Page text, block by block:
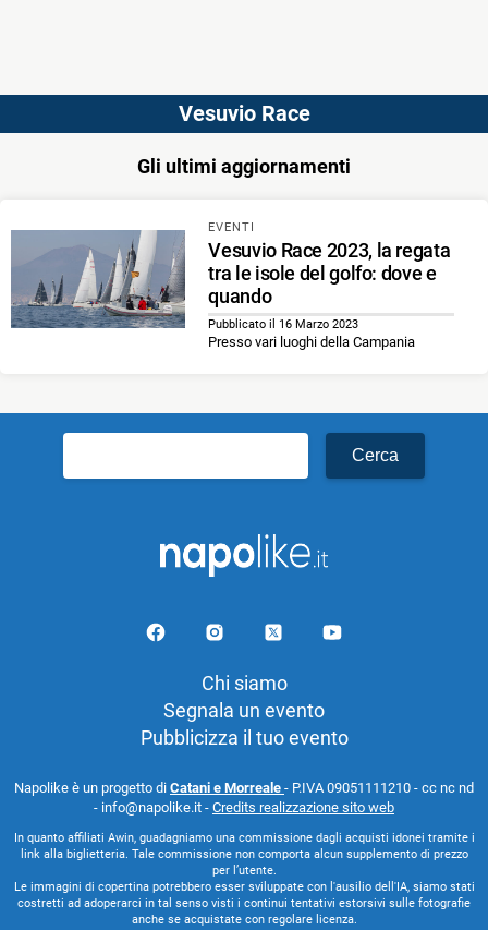
Vesuvio Race
Gli ultimi aggiornamenti
EVENTI
Vesuvio Race 2023, la regata
tra le isole del golfo: dove e
quando
Pubblicato il 16 Marzo 2023
Presso vari luoghi della Campania
per:
Chi siamo
Segnala un evento
Pubblicizza il tuo evento
Napolike è un progetto di Catani e Morreale - P.IVA 09051111210 - cc nc nd
- info@napolike.it - Credits realizzazione sito web
In quanto affiliati Awin, guadagniamo una commissione dagli acquisti idonei tramite i
link alla biglietteria. Tale commissione non comporta alcun supplemento di prezzo
per l’utente.
Le immagini di copertina potrebbero esser sviluppate con l'ausilio dell'IA, siamo stati
costretti ad adoperarci in tal senso visti i continui tentativi estorsivi sulle fotografie
anche se acquistate con regolare licenza.